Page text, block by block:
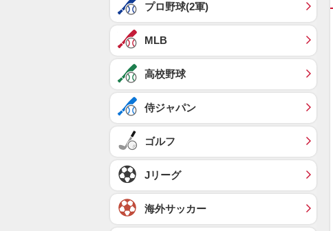
プロ野球(2軍)
MLB
高校野球
侍ジャパン
ゴルフ
Jリーグ
海外サッカー